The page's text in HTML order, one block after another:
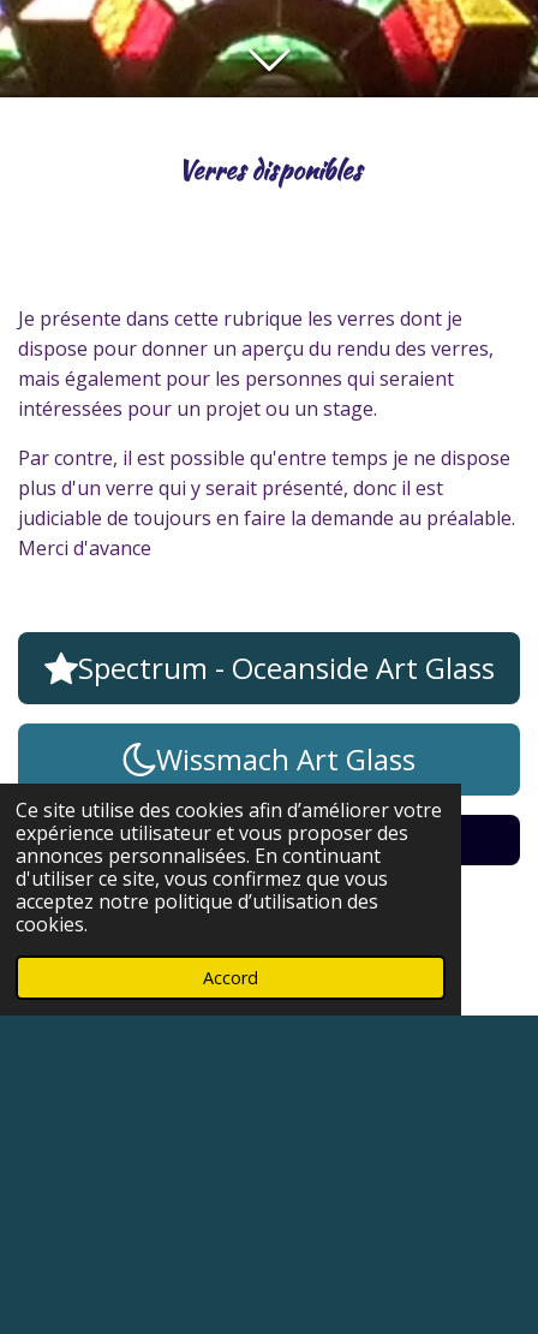
Ce site utilise des cookies afin d’améliorer votre
expérience utilisateur et vous proposer des
annonces personnalisées. En continuant
d'utiliser ce site, vous confirmez que vous
acceptez notre politique d’utilisation des
cookies.
Accord
Verres disponibles
Je présente dans cette rubrique les verres dont je
dispose pour donner un aperçu du rendu des verres,
mais également pour les personnes qui seraient
intéressées pour un projet ou un stage.
Par contre, il est possible qu'entre temps je ne dispose
plus d'un verre qui y serait présenté, donc il est
judiciable de toujours en faire la demande au préalable.
Merci d'avance
Spectrum - Oceanside Art Glass
Wissmach Art Glass
Haut de page
Feuille de verre Spectrum "Baroque")